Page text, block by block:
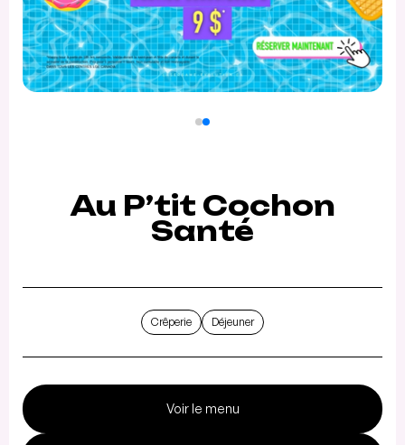
Au P’tit Cochon
Santé
Crêperie Déjeuner
Voir le menu